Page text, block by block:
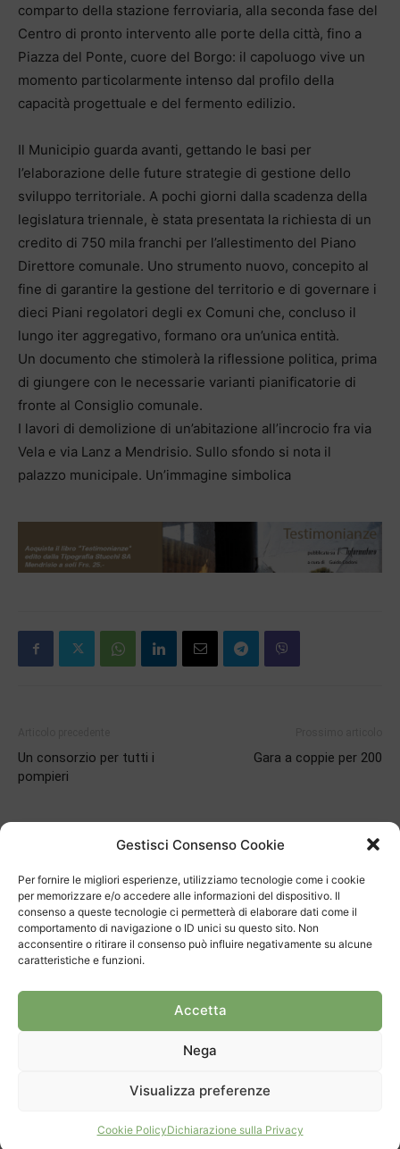
Gestisci Consenso Cookie
Per fornire le migliori esperienze, utilizziamo tecnologie come i cookie
per memorizzare e/o accedere alle informazioni del dispositivo. Il
consenso a queste tecnologie ci permetterà di elaborare dati come il
comportamento di navigazione o ID unici su questo sito. Non
acconsentire o ritirare il consenso può influire negativamente su alcune
caratteristiche e funzioni.
Accetta
Nega
Visualizza preferenze
Cookie PolicyDichiarazione sulla Privacy
comparto della stazione ferroviaria, alla seconda fase del
Centro di pronto intervento alle porte della città, fino a
Piazza del Ponte, cuore del Borgo: il capoluogo vive un
momento particolarmente intenso dal profilo della
capacità progettuale e del fermento edilizio.
Il Municipio guarda avanti, gettando le basi per
l’elaborazione delle future strategie di gestione dello
sviluppo territoriale. A pochi giorni dalla scadenza della
legislatura triennale, è stata presentata la richiesta di un
credito di 750 mila franchi per l’allestimento del Piano
Direttore comunale. Uno strumento nuovo, concepito al
fine di garantire la gestione del territorio e di governare i
dieci Piani regolatori degli ex Comuni che, concluso il
lungo iter aggregativo, formano ora un’unica entità.
Un documento che stimolerà la riflessione politica, prima
di giungere con le necessarie varianti pianificatorie di
fronte al Consiglio comunale.
I lavori di demolizione di un’abitazione all’incrocio fra via
Vela e via Lanz a Mendrisio. Sullo sfondo si nota il
palazzo municipale. Un’immagine simbolica
Un consorzio per tutti i
pompieri
Gara a coppie per 200
ARTICOLI CORRELATI DI PIÙ DELLO STESSO AUTORE
Apertura
Chiasso, la polizia ha una nuova guida
Cronaca
autorizzati”
C’è un futuro per gli impiegati